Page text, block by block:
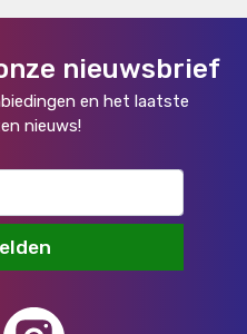
nieuwsbrief
en het laatste
nieuws!